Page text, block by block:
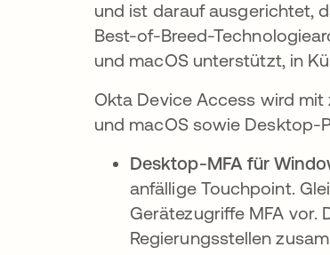
und ist darauf ausgerichtet,
Best-of-Breed-
und macOS unterstützt, in
Okta Device Access wird
und macOS sowie Desktop-
Desktop-MFA für
anfällige Touchpoint.
Gerätezugriffe MFA vor.
Regierungsstellen